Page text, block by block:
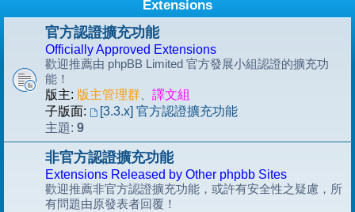
Extensions
官方認證擴充功能
Officially Approved Extensions
歡迎推薦由 phpBB Limited 官方發展小組認證的擴充功
能！
版主: 版主管理群
譯文組
子版面:
[3.3.x] 官方認證擴充功能
主題: 9
非官方認證擴充功能
Extensions Released by Other phpbb Sites
歡迎推薦非官方認證擴充功能，或許有安全性之疑慮，所
有問題由原發表者回覆！